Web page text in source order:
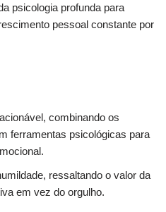
psicologia profunda para
pessoal constante por
combinando os
ferramentas psicológicas para
ressaltando o valor da
em vez do orgulho.